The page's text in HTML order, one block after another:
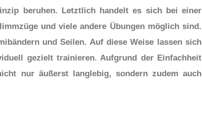
beruhen. Letztlich handelt es sich bei einer
und viele andere Übungen möglich sind.
und Seilen. Auf diese Weise lassen sich
gezielt trainieren. Aufgrund der Einfachheit
nur äußerst langlebig, sondern zudem auch